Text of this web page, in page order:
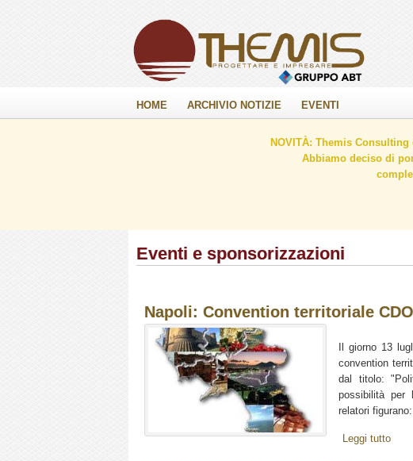
HOME ARCHIVIO NOTIZIE EVENTI
NOVITÀ: Themis
Abbiamo deciso di
Eventi e sponsorizzazioni
Napoli: Convention territoriale CDO
Il giorno 13
convention
dal titolo:
possibilità per
relatori
Leggi tutto